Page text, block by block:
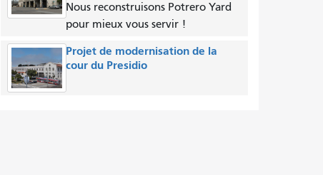
Nous reconstruisons Potrero Yard
pour mieux vous servir !
Projet de modernisation de la
cour du Presidio